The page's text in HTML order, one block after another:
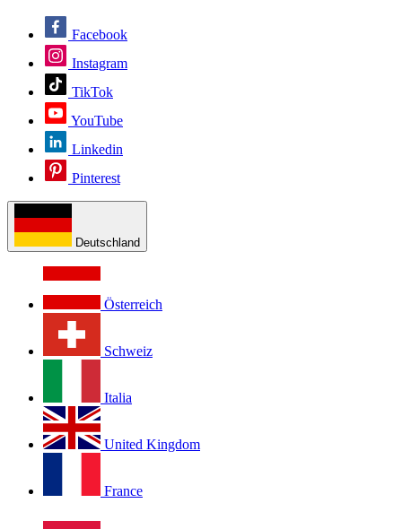
Facebook
Instagram
TikTok
YouTube
Linkedin
Pinterest
Deutschland
Österreich
Schweiz
Italia
United Kingdom
France